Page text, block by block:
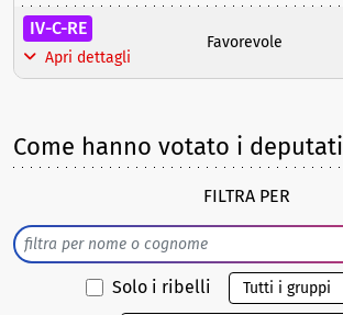
IV-C-RE
Apri dettagli
Favorevole
Come hanno votato i deputati
FILTRA PER
Solo i ribelli